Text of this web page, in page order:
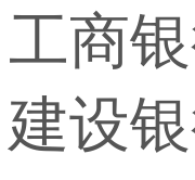
工商银
建设银